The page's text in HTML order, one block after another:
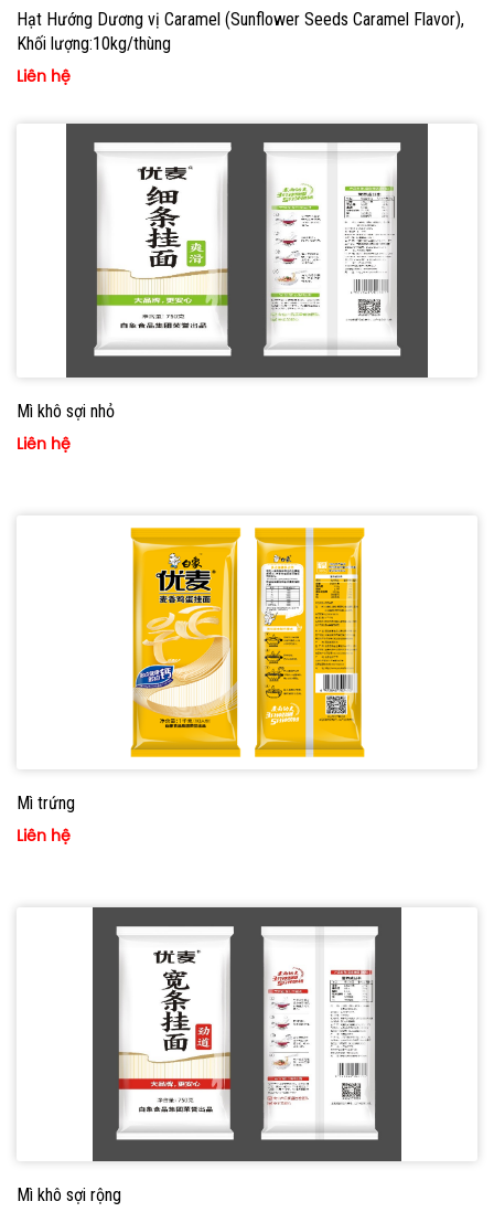
Hạt Hướng Dương vị Caramel (Sunflower Seeds Caramel Flavor),
Khối lượng:10kg/thùng
Liên hệ
Mì khô sợi nhỏ
Liên hệ
Mì trứng
Liên hệ
Mì khô sợi rộng